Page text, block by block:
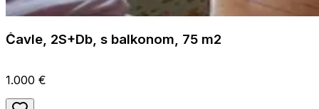
Čavle, 2S+Db, s balkonom, 75 m2
1.000 €